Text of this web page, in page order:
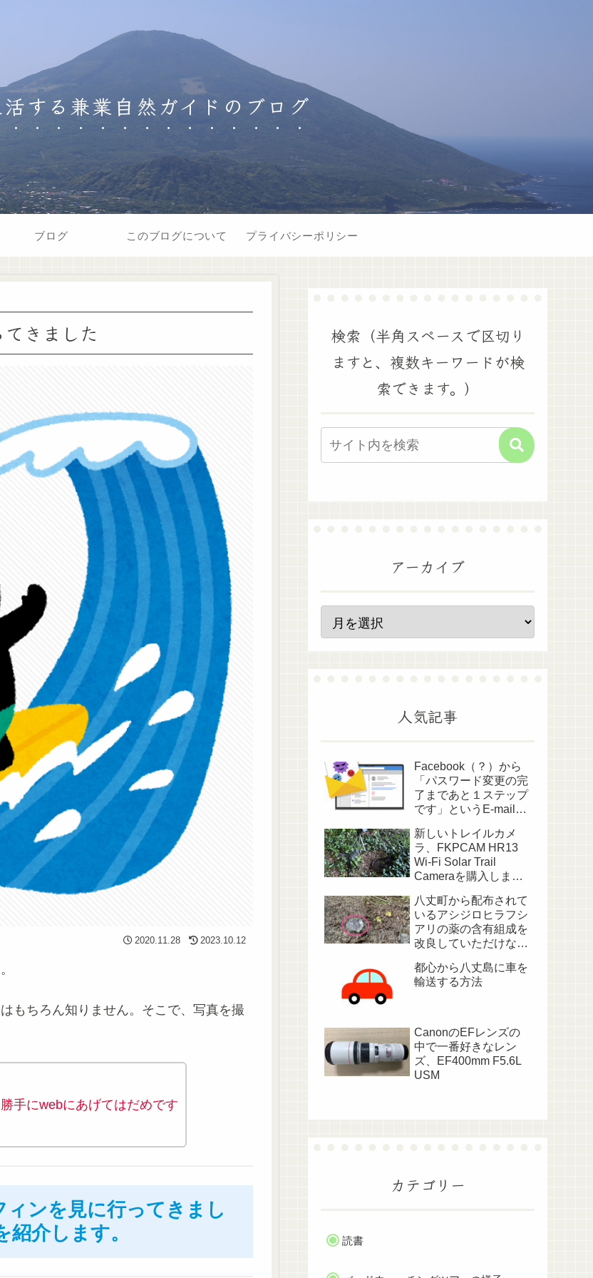
する兼業自然ガイドのブログ
ブログ このブログについて プライバシーポリシー
きました
2020.11.28 2023.10.12
もちろん知りません。そこで、写真を撮
手にwebにあげてはだめです
ンを見に行ってきまし
介します。
検索（半角スペースで区切り
ますと、複数キーワードが検
索できます。）
アーカイブ
人気記事
Facebook（？）から
「パスワード変更の完
了まであと１ステップ
です」というE-mailが
新しいトレイルカメ
ラ、FKPCAM HR13
Wi-Fi Solar Trail
Cameraを購入しまし
八丈町から配布されて
いるアシジロヒラフシ
アリの薬の含有組成を
改良していただけない
都心から八丈島に車を
輸送する方法
CanonのEFレンズの
中で一番好きなレン
ズ、EF400mm F5.6L
USM
カテゴリー
読書